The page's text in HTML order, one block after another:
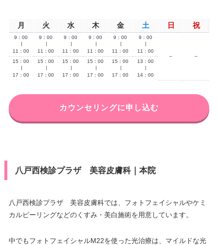
月 火 水 木 金 土 日 祝
9：00
11：00
9：00
11：00
9：00
11：00
9：00
11：00
9：00
11：00
9：00
11：00
–
–
15：00
17：00
15：00
17：00
15：00
17：00
15：00
17：00
15：00
17：00
13：00
14：00
カウンセリングに申し込む
八戸西検診プラザ 美容皮膚科｜本院
八戸西検診プラザ 美容皮膚科では、フォトフェイシャルやケミ
カルピーリングなどのくすみ・美白施術を用意しています。
中でもフォトフェイシャルM22を使った光治療は、マイルドな光